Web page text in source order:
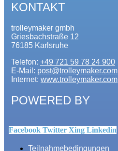
KONTAKT
trolleymaker gmbh
Griesbachstraße 12
76185 Karlsruhe
Telefon: +49 721 59 78 24 900
E-Mail: post@trolleymaker.com
Internet: www.trolleymaker.com
POWERED BY
Facebook Twitter Xing Linkedin
Teilnahmebedingungen